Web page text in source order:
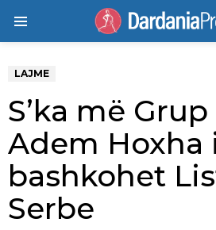
LAJME
S’ka më Grup
Adem Hoxha
bashkohet
Serbe